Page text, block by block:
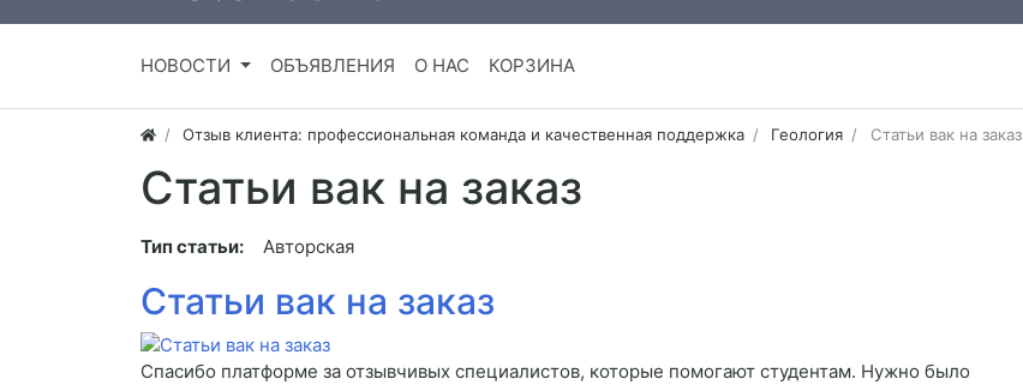
НОВОСТИ ОБЪЯВЛЕНИЯ О НАС КОРЗИНА
Отзыв клиента: профессиональная команда и качественная поддержка Геология Статьи вак на заказ
Статьи вак на заказ
Тип статьи: Авторская
Статьи вак на заказ
Спасибо платформе за отзывчивых специалистов, которые помогают студентам. Нужно было